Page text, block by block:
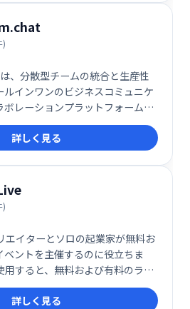
)
、分散型チームの統合と生産性
ルインワンのビジネスコミュニケ
ボレーションプラットフォームで
詳しく見る
)
エイターとソロの起業家が無料お
ベントを主催するのに役立ちま
すると、無料および有料のライ
て、コミュニティをまとめること
詳しく見る